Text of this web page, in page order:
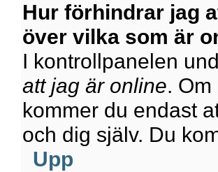
Hur förhindrar jag
över vilka som är
I kontrollpanelen
att jag är online.
kommer du endast
och dig själv. Du
Upp